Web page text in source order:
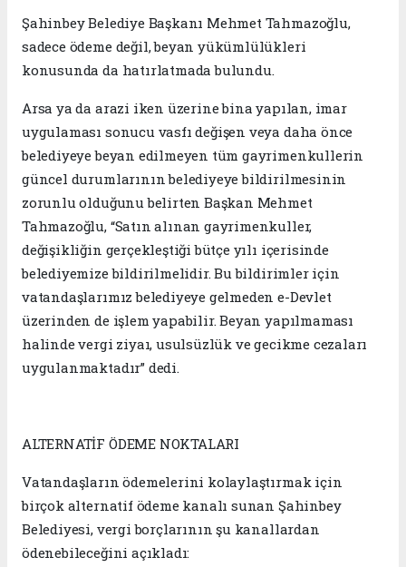
Şahinbey Belediye Başkanı Mehmet Tahmazoğlu,
sadece ödeme değil, beyan yükümlülükleri
konusunda da hatırlatmada bulundu.
Arsa ya da arazi iken üzerine bina yapılan, imar
uygulaması sonucu vasfı değişen veya daha önce
belediyeye beyan edilmeyen tüm gayrimenkullerin
güncel durumlarının belediyeye bildirilmesinin
zorunlu olduğunu belirten Başkan Mehmet
Tahmazoğlu, “Satın alınan gayrimenkuller,
değişikliğin gerçekleştiği bütçe yılı içerisinde
belediyemize bildirilmelidir. Bu bildirimler için
vatandaşlarımız belediyeye gelmeden e-Devlet
üzerinden de işlem yapabilir. Beyan yapılmaması
halinde vergi ziyaı, usulsüzlük ve gecikme cezaları
uygulanmaktadır” dedi.
ALTERNATİF ÖDEME NOKTALARI
Vatandaşların ödemelerini kolaylaştırmak için
birçok alternatif ödeme kanalı sunan Şahinbey
Belediyesi, vergi borçlarının şu kanallardan
ödenebileceğini açıkladı: